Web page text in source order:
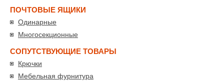
ПОЧТОВЫЕ ЯЩИКИ
Одинарные
Многосекционные
СОПУТСТВУЮЩИЕ ТОВАРЫ
Крючки
Мебельная фурнитура